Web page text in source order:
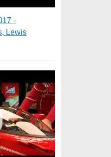
-
Lewis